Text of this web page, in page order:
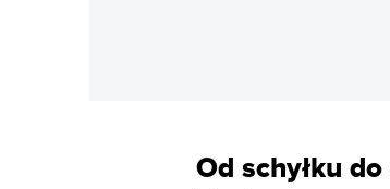
Od schyłku